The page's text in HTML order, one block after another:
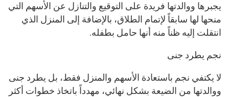
يجبرها ووالدتها فريدة على التوقيع والتنازل عن الأسهم التي
منحها لها سابقاً لإتمام الطلاق، بالإضافة إلى المنزل الذي
انتقلت إليه ظناً منه أنها حامل بطفله.
نجم يطرد جنى
لا يكتفي نجم باستعادة الأسهم والمنزل فقط، بل يطرد جنى
ووالدتها من الضيعة بشكل نهائي، مهدداً باتخاذ خطوات أكثر